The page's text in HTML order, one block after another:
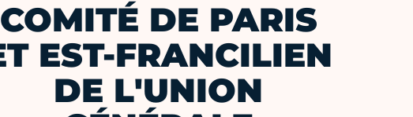
COMITÉ DE PARIS
EST-FRANCILIEN
DE L'UNION